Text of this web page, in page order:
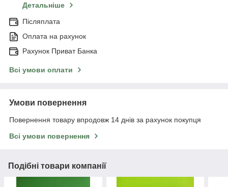
Детальніше
Післяплата
Оплата на рахунок
Рахунок Приват Банка
Всі умови оплати
Умови повернення
Повернення товару впродовж 14 днів за рахунок покупця
Всі умови повернення
Подібні товари компанії